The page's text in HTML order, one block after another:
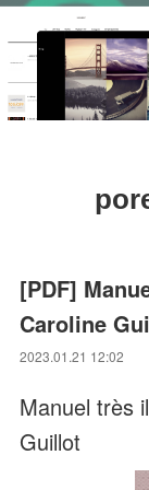
[PDF]
Caroline
2023.01.21 12:02
Manuel très
Guillot